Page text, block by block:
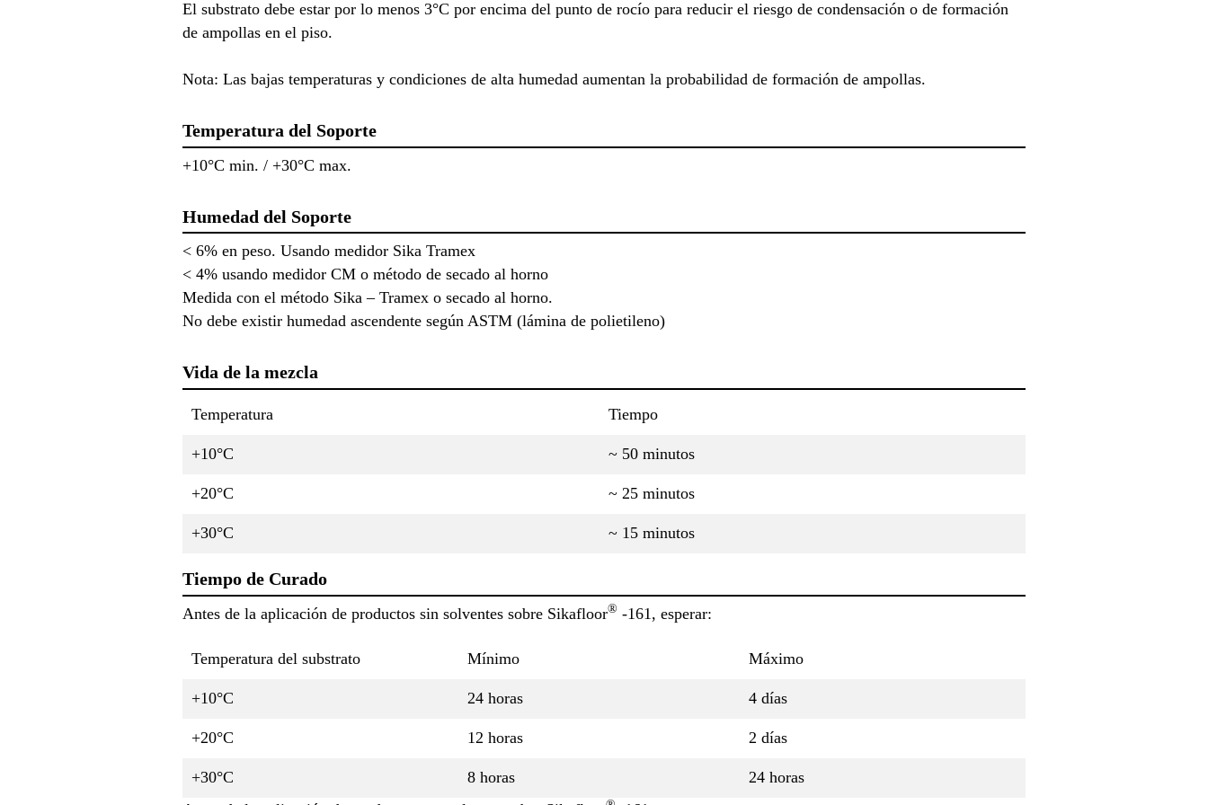
El substrato debe estar por lo menos 3°C por encima del punto de rocío para reducir el riesgo de condensación o de formación
de ampollas en el piso.
Nota: Las bajas temperaturas y condiciones de alta humedad aumentan la probabilidad de formación de ampollas.
Temperatura del Soporte
+10°C min. / +30°C max.
Humedad del Soporte
< 6% en peso. Usando medidor Sika Tramex
< 4% usando medidor CM o método de secado al horno
Medida con el método Sika – Tramex o secado al horno.
No debe existir humedad ascendente según ASTM (lámina de polietileno)
Vida de la mezcla
Temperatura Tiempo
+10°C ~ 50 minutos
+20°C ~ 25 minutos
+30°C ~ 15 minutos
Tiempo de Curado
Antes de la aplicación de productos sin solventes sobre Sikafloor® -161, esperar:
Temperatura del substrato Mínimo Máximo
+10°C 24 horas 4 días
+20°C 12 horas 2 días
+30°C 8 horas
24 horas